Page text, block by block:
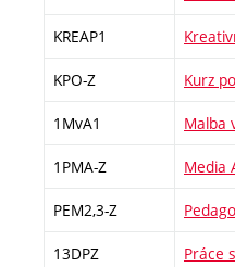
KREAP1
KPO-Z Kurz
1MvA1 Malba
1PMA-Z Media
PEM2,3-Z
13DPZ Práce